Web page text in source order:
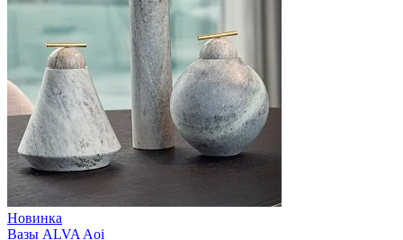
Новинка
Вазы ALVA Aoi